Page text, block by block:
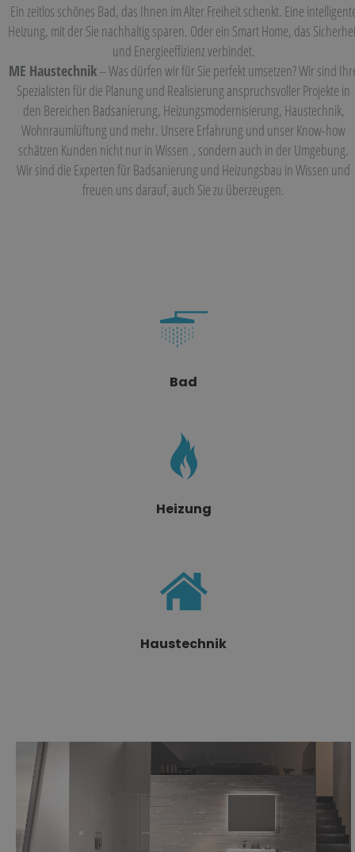
Ein zeitlos schönes Bad, das Ihnen im Alter Freiheit schenkt. Eine
Heizung, mit der Sie nachhaltig sparen. Oder ein Smart Home, das
und Energieeffizienz verbindet.
ME Haustechnik– Was dürfen wir für Sie perfekt umsetzen? Wir sind
Spezialisten für die Planung und Realisierung anspruchsvoller Projekte in
den Bereichen Badsanierung, Heizungsmodernisierung, Haustechnik,
Wohnraumlüftung und mehr. Unsere Erfahrung und unser Know-how
schätzen Kunden nicht nur inWissen , sondern auch in der Umgebung.
Wir sind die Experten für Badsanierung und Heizungsbau in Wissen und
freuen uns darauf, auch Sie zu überzeugen.
Bad
Heizung
Haustechnik